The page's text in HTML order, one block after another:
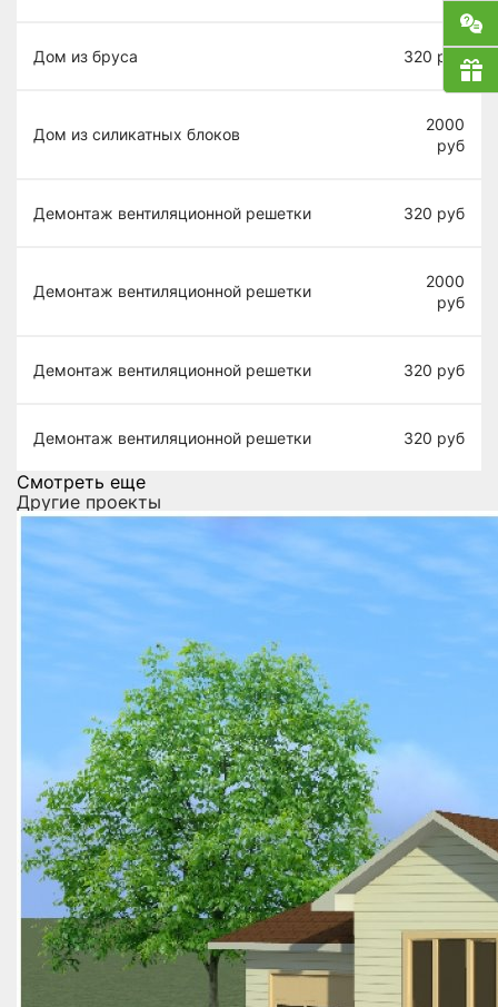
Дом из бруса 320 руб
Дом из силикатных блоков
2000
руб
Демонтаж вентиляционной решетки 320 руб
Демонтаж вентиляционной решетки
2000
руб
Демонтаж вентиляционной решетки 320 руб
Демонтаж вентиляционной решетки 320 руб
Смотреть еще
Другие проекты